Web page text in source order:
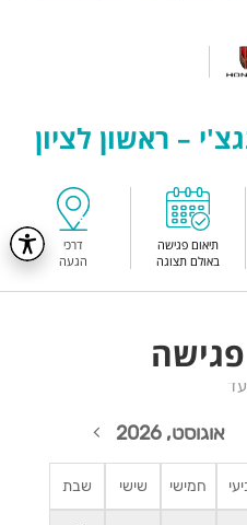
– ראשון לציון
תיאום פגישה
באולם תצוגה
דרכי
הגעה